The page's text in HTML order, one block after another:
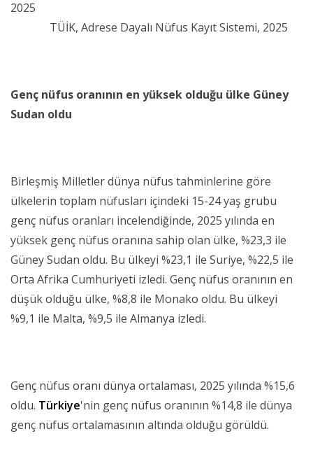
2025
TÜİK, Adrese Dayalı Nüfus Kayıt Sistemi, 2025
Genç nüfus oranının en yüksek olduğu ülke Güney
Sudan oldu
Birleşmiş Milletler dünya nüfus tahminlerine göre
ülkelerin toplam nüfusları içindeki 15-24 yaş grubu
genç nüfus oranları incelendiğinde, 2025 yılında en
yüksek genç nüfus oranına sahip olan ülke, %23,3 ile
Güney Sudan oldu. Bu ülkeyi %23,1 ile Suriye, %22,5 ile
Orta Afrika Cumhuriyeti izledi. Genç nüfus oranının en
düşük olduğu ülke, %8,8 ile Monako oldu. Bu ülkeyi
%9,1 ile Malta, %9,5 ile Almanya izledi.
Genç nüfus oranı dünya ortalaması, 2025 yılında %15,6
oldu. Türkiye'nin genç nüfus oranının %14,8 ile dünya
genç nüfus ortalamasının altında olduğu görüldü.